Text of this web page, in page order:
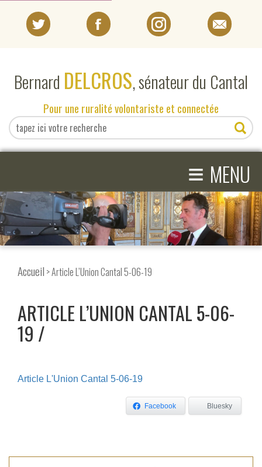
Bernard DELCROS, sénateur du Cantal
Pour une ruralité volontariste et connectée
≡ MENU
EN DIRECT DU SÉNAT
EN DIRECT DU CANTAL
COMPRENDRE LE SÉNAT
Accueil > Article L’Union Cantal 5-06-19
ARTICLE L’UNION CANTAL 5-06-
19
Article L'Union Cantal 5-06-19
Facebook Bluesky